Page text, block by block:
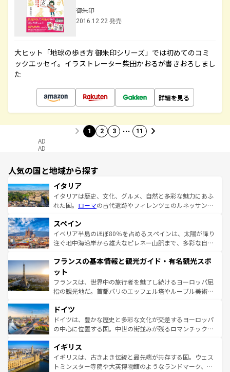
御朱印
2016.12.22 発売
大ヒット「地球の歩き方 御朱印シリーズ」では初めてのコミ
ックエッセイ。イラストレーター柴田かおるが書きおろしまし
た
詳細を見る
1 2 3 … 11
AD
AD
人気の国と地域から探す
イタリア
イタリアは歴史、文化、グルメ、自然と多彩な魅力にあふ
れた国。 ローマの古代遺跡やフィレンツェのルネッサンス
ろん、トスカーナの美しい田園風景やアマルフィ海岸の絶
景など、自然景観も見逃せない。観光の合間には、本場の
ピザやパスタなど、絶品のイタリア料理を堪能することも
ませてくれるイタリアで、忘れられない旅をしてみよう！
なお、新着のイタリア情報は
しい。
スペイン
イベリア半島のほぼ80％を占めるスペインは、太陽が降り
注ぐ地中海沿岸から雄大なピレネー山脈まで、多彩な自然
文化が根付くこの国では、情熱的なフラメンコ、熱気あふ
れる闘牛、そして美味しいタパスが生活の一部となってい
る。首都マドリードの洗練された雰囲気や、バルセロナの
アートに溢れた街角から、地方では古代ローマ遺跡や中世
せる。地方によって風土や気候が異なるスペインはその個
性で訪れる人を魅了する。 なお、新着のスペイン情報は コ
ンテンツ一覧を参照してほしい。
フランスの基本情報と観光ガイド・有名観光スポ
ット
フランスは、世界中の旅行者を魅了し続けるヨーロッパ屈
指の観光地だ。首都パリのエッフェル塔やルーブル美術館
で、幅広い魅力が詰まっている。華麗な宮殿、歴史的な大
聖堂、美しいビーチ、そして豊かな自然が、訪れる者を心
から魅了する。また、フランスは美食の国としても知ら
いる。シャンパンの発祥地であるランス、プロヴァンスの
香り高いラベンダー畑など、多彩な楽しみ方が可能だ。さ
らに、パリ以外の地域にも魅力が溢れており、どの街角に
ドイツ
ドイツは、豊かな歴史と多彩な文化が交差するヨーロッパ
の中心に位置する国。中世の街並みが残るロマンチック街
顔を持つこの国は、どこを歩いても飽きることがない。ベ
ルリンの文化的活気、バイエルン州のアルプスの絶景、そ
してライン川沿いのワイン畑といった風景は必見。ビール
イギリス
イギリスは、古きよき伝統と最先端が共存する国。ウェス
トミンスター寺院や大英博物館のようなランドマーク、歴